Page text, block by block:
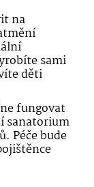
na
sami
děti
fungovat
sanatorium
Péče bude